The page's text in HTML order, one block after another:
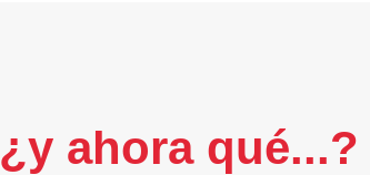
¿y ahora qué...?